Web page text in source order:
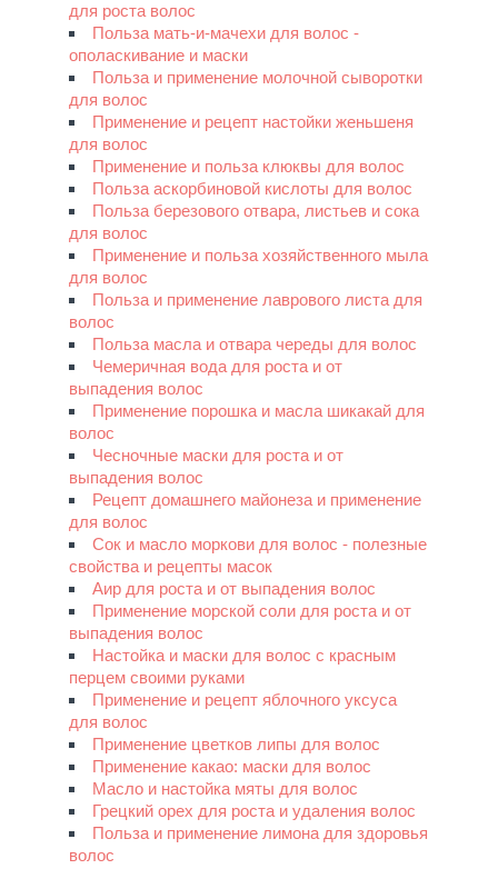
для роста волос
Польза мать-и-мачехи для волос -
ополаскивание и маски
Польза и применение молочной сыворотки
для волос
Применение и рецепт настойки женьшеня
для волос
Применение и польза клюквы для волос
Польза аскорбиновой кислоты для волос
Польза березового отвара, листьев и сока
для волос
Применение и польза хозяйственного мыла
для волос
Польза и применение лаврового листа для
волос
Польза масла и отвара череды для волос
Чемеричная вода для роста и от
выпадения волос
Применение порошка и масла шикакай для
волос
Чесночные маски для роста и от
выпадения волос
Рецепт домашнего майонеза и применение
для волос
Сок и масло моркови для волос - полезные
свойства и рецепты масок
Аир для роста и от выпадения волос
Применение морской соли для роста и от
выпадения волос
Настойка и маски для волос с красным
перцем своими руками
Применение и рецепт яблочного уксуса
для волос
Применение цветков липы для волос
Применение какао: маски для волос
Масло и настойка мяты для волос
Грецкий орех для роста и удаления волос
Польза и применение лимона для здоровья
волос